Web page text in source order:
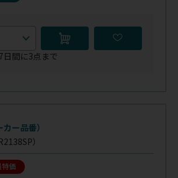
間に3点まで
ー品番）
）
特価